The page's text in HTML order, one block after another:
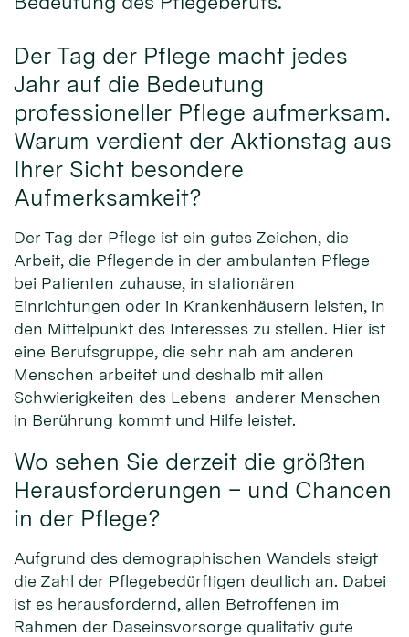
Der Tag der Pflege macht jedes
Jahr auf die Bedeutung
professioneller Pflege aufmerksam.
Warum verdient der Aktionstag aus
Ihrer Sicht besondere
Aufmerksamkeit?
Der Tag der Pflege ist ein gutes Zeichen, die
Arbeit, die Pflegende in der ambulanten Pflege
bei Patienten zuhause, in stationären
Einrichtungen oder in Krankenhäusern leisten, in
den Mittelpunkt des Interesses zu stellen. Hier ist
eine Berufsgruppe, die sehr nah am anderen
Menschen arbeitet und deshalb mit allen
Schwierigkeiten des Lebens anderer Menschen
in Berührung kommt und Hilfe leistet.
Wo sehen Sie derzeit die größten
Herausforderungen – und Chancen
in der Pflege?
Aufgrund des demographischen Wandels steigt
die Zahl der Pflegebedürftigen deutlich an. Dabei
ist es herausfordernd, allen Betroffenen im
Rahmen der Daseinsvorsorge qualitativ gute